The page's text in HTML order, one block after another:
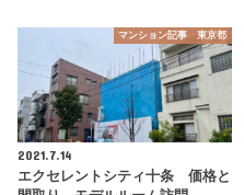
マンション記事 東京都
2021.7.14
エクセレントシティ十条 価格と